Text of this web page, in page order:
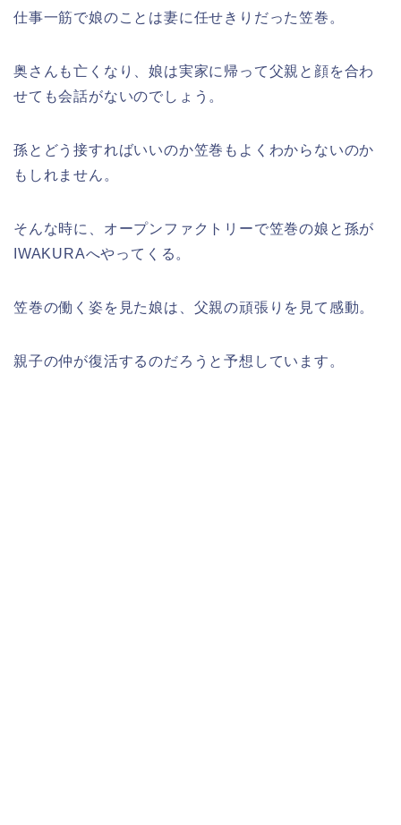
仕事一筋で娘のことは妻に任せきりだった笠巻。
奥さんも亡くなり、娘は実家に帰って父親と顔を合わ
せても会話がないのでしょう。
孫とどう接すればいいのか笠巻もよくわからないのか
もしれません。
そんな時に、オープンファクトリーで笠巻の娘と孫が
IWAKURAへやってくる。
笠巻の働く姿を見た娘は、父親の頑張りを見て感動。
親子の仲が復活するのだろうと予想しています。